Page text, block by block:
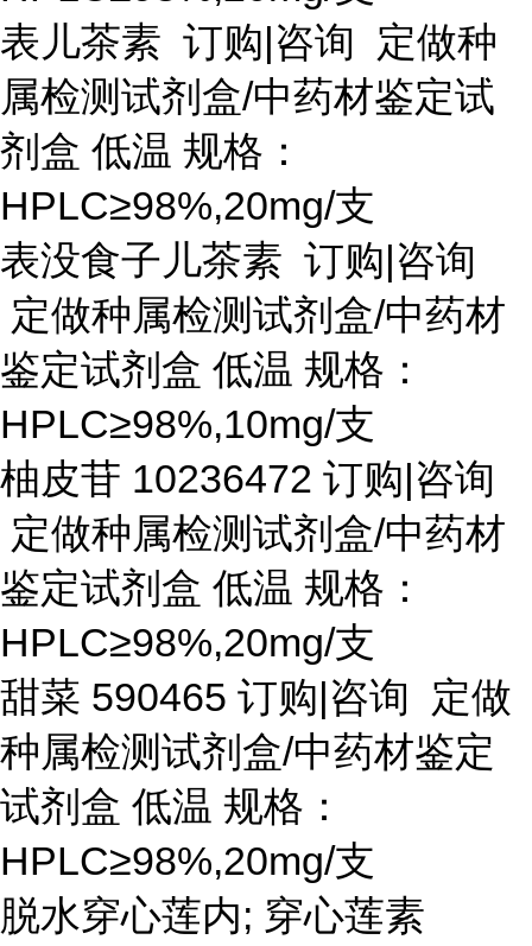
表儿茶素 订购|咨询 定做种
属检测试剂盒/中药材鉴定试
剂盒 低温 规格：
HPLC≥98%,20mg/支
表没食子儿茶素 订购|咨询
定做种属检测试剂盒/中药材
鉴定试剂盒 低温 规格：
HPLC≥98%,10mg/支
柚皮苷 10236472 订购|咨询
定做种属检测试剂盒/中药材
鉴定试剂盒 低温 规格：
HPLC≥98%,20mg/支
甜菜 590465 订购|咨询 定做
种属检测试剂盒/中药材鉴定
试剂盒 低温 规格：
HPLC≥98%,20mg/支
脱水穿心莲内; 穿心莲素